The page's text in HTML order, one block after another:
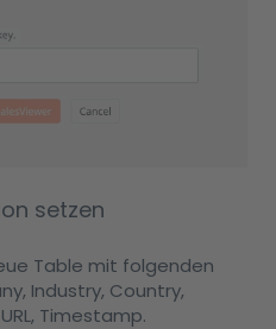
setzen
Table mit folgenden
Industry, Country,
Timestamp.